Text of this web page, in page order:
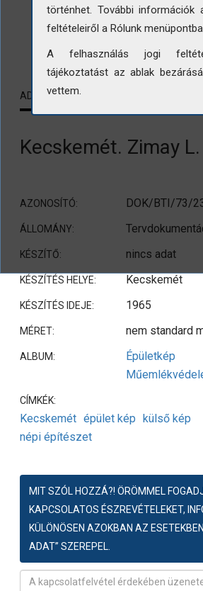
ADATLAP
Kecskemét. Zimay
AZONOSÍTÓ: DOK/BTI/73/
ÁLLOMÁNY:
KÉSZÍTŐ: nincs adat
KÉSZÍTÉS HELYE: Kecskemét
KÉSZÍTÉS IDEJE: 1965
MÉRET: nem standard
ALBUM:
Épületkép
CÍMKÉK:
Kecskemét épület kép külső kép
népi építészet
MIT SZÓL HOZZÁ?! ÖRÖMMEL
KAPCSOLATOS ÉSZREVÉTELEKET,
KÜLÖNÖSEN AZOKBAN AZ
ADAT” SZEREPEL.
történhet. További információk
feltételeiről a Rólunk
A felhasználás jogi
tájékoztatást az ablak
vettem.